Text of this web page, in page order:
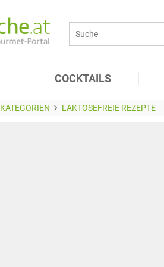
COCKTAILS
KATEGORIEN LAKTOSEFREIE REZEPTE